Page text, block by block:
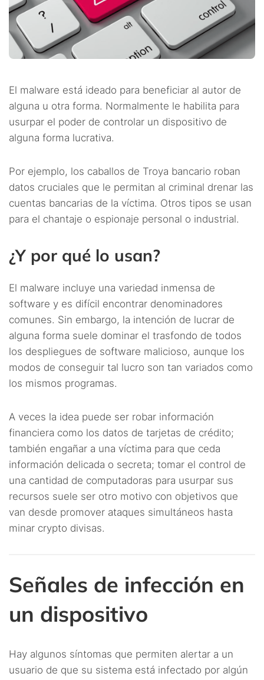
El malware está ideado para beneficiar al autor de
alguna u otra forma. Normalmente le habilita para
usurpar el poder de controlar un dispositivo de
alguna forma lucrativa.
Por ejemplo, los caballos de Troya bancario roban
datos cruciales que le permitan al criminal drenar las
cuentas bancarias de la víctima. Otros tipos se usan
para el chantaje o espionaje personal o industrial.
¿Y por qué lo usan?
El malware incluye una variedad inmensa de
software y es difícil encontrar denominadores
comunes. Sin embargo, la intención de lucrar de
alguna forma suele dominar el trasfondo de todos
los despliegues de software malicioso, aunque los
modos de conseguir tal lucro son tan variados como
los mismos programas.
A veces la idea puede ser robar información
financiera como los datos de tarjetas de crédito;
también engañar a una víctima para que ceda
información delicada o secreta; tomar el control de
una cantidad de computadoras para usurpar sus
recursos suele ser otro motivo con objetivos que
van desde promover ataques simultáneos hasta
minar crypto divisas.
Señales de infección en
un dispositivo
Hay algunos síntomas que permiten alertar a un
usuario de que su sistema está infectado por algún